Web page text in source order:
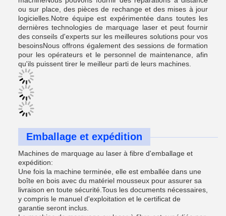
ou sur place, des pièces de rechange et des mises à jour
logicielles.Notre équipe est expérimentée dans toutes les
dernières technologies de marquage laser et peut fournir
des conseils d'experts sur les meilleures solutions pour vos
besoinsNous offrons également des sessions de formation
pour les opérateurs et le personnel de maintenance, afin
qu'ils puissent tirer le meilleur parti de leurs machines.
Emballage et expédition
Machines de marquage au laser à fibre d'emballage et
expédition:
Une fois la machine terminée, elle est emballée dans une
boîte en bois avec du matériel mousseux pour assurer sa
livraison en toute sécurité.Tous les documents nécessaires,
y compris le manuel d'exploitation et le certificat de
garantie seront inclus.